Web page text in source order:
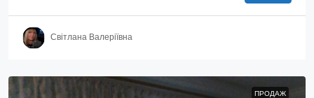
Світлана Валеріївна
ПРОДАЖ